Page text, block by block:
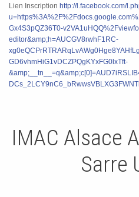
Lien Inscription http://l.facebook.com/
Gx4S3pQZ36T0-
editor&amp;h=AUCGV8rwhF1RC-
GD6vhmHiG1vDCZPQgKYxFG0lxTft-
IMAC Alsace
Sarre